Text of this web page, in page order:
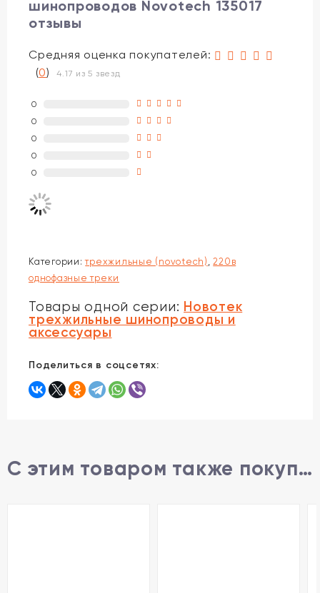
шинопроводов Novotech 135017
отзывы
Средняя оценка покупателей:
(0)4.17 из 5 звезд
0
0
0
0
0
Категории:трехжильные (novotech) ,220в
однофазные треки
Товары одной серии: Новотек
трехжильные шинопроводы и
аксессуары
Поделиться в соцсетях:
С этим товаром также покупают